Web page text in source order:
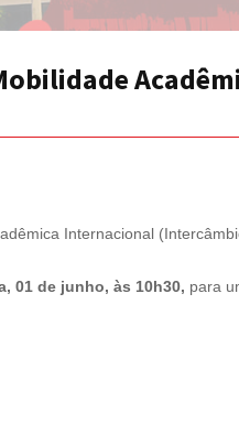
Internacional
01 de junho, às 10h30, para